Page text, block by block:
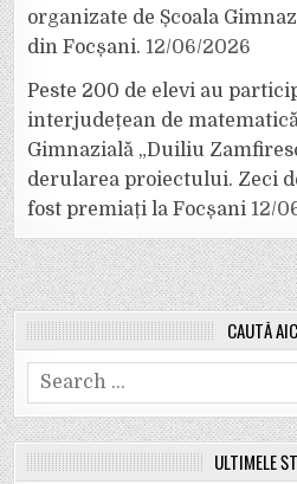
organizate de Școala
din Focșani. 12/06/2026
Peste 200 de elevi au
interjudețean de matematică
Gimnazială „Duiliu
derularea proiectului. Zeci
fost premiați la Focșani 12/
CAUTĂ
Search
for:
ULTIMELE